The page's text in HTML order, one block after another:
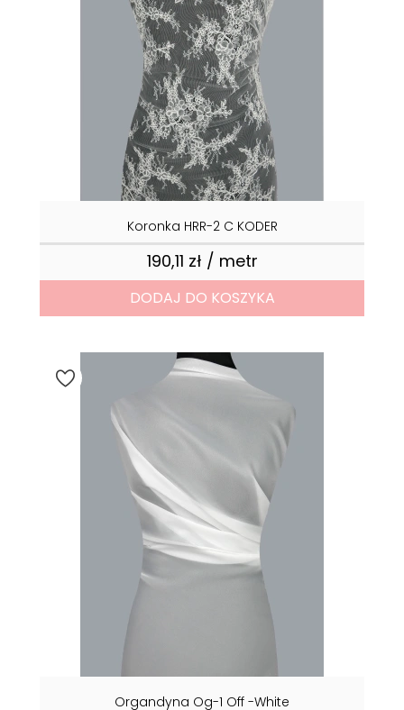
Koronka HRR-2 C KODER
190,11 zł / metrCena
DODAJ DO KOSZYKA
Organdyna Og-1 Off -white